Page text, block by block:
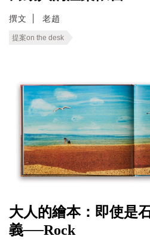
撰文 老趙
提案on the desk
大人的繪本：即使是
義──Rock